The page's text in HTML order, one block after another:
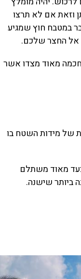
וזאת אם לא תרצו
במטבח חוץ שמגיע
אל החצר שלכם.
חכמה מאוד מצדו אשר
של מידות השטח בו
מאוד משתלם
ביותר שישנה.